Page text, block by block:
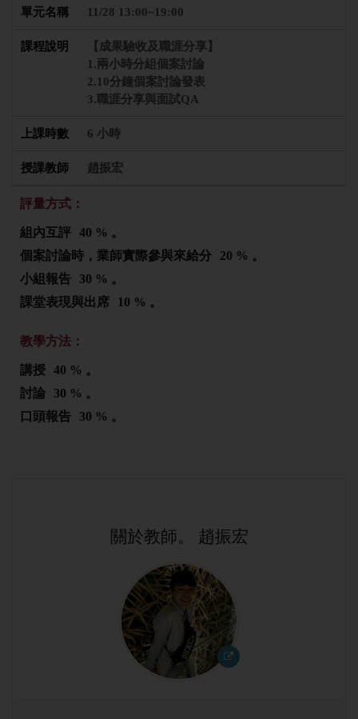
11/28 13:00~19:00
【成果驗收及職涯分享】
1.兩小時分組個案討論
2.10分鐘個案討論發表
3.職涯分享與面試QA
6 小時
趙振宏
評量方式：
組內互評 40 % 。
個案討論時，業師實際參與來給分
20 % 。
小組報告
30 % 。
課堂表現與出席
10 % 。
教學方法：
講授 40 % 。
討論
30 % 。
口頭報告
30 % 。
關於教師。 趙振宏